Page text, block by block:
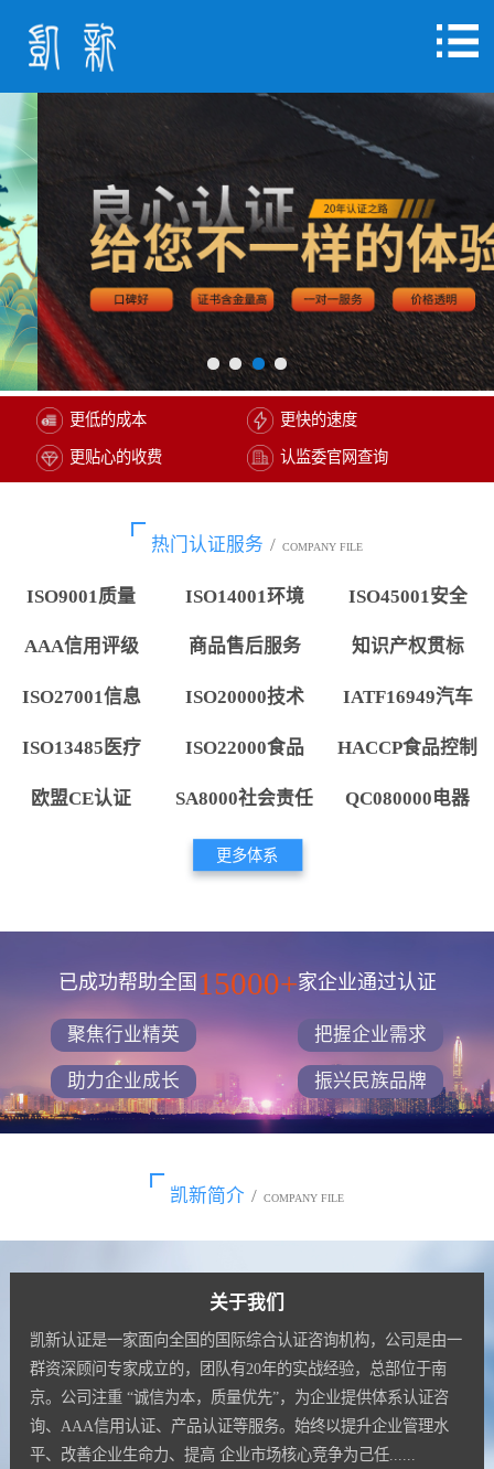
更低的成本 更快的速度
更贴心的收费 认监委官网查询
热门认证服务 / COMPANY FILE
ISO9001质量 ISO14001环境 ISO45001安全
AAA信用评级 商品售后服务 知识产权贯标
ISO27001信息 ISO20000技术 IATF16949汽车
ISO13485医疗 ISO22000食品 HACCP食品控制
欧盟CE认证 SA8000社会责任 QC080000电器
更多体系
已成功帮助全国 15000+家企业通过认证
聚焦行业精英 把握企业需求
助力企业成长 振兴民族品牌
凯新简介 / COMPANY FILE
关于我们
凯新认证是一家面向全国的国际综合认证咨询机构，公司是由一
群资深顾问专家成立的，团队有20年的实战经验，总部位于南
京。公司注重 “诚信为本，质量优先”，为企业提供体系认证咨
询、AAA信用认证、产品认证等服务。始终以提升企业管理水
平、改善企业生命力、提高 企业市场核心竞争为己任......